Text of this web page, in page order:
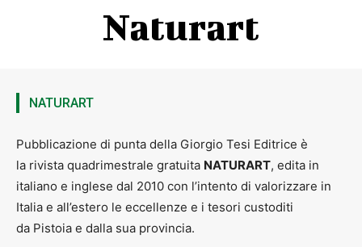
Naturart
NATURART
Pubblicazione di punta della Giorgio Tesi Editrice è
la rivista quadrimestrale gratuita NATURART, edita in
italiano e inglese dal 2010 con l’intento di valorizzare in
Italia e all’estero le eccellenze e i tesori custoditi
da Pistoia e dalla sua provincia.